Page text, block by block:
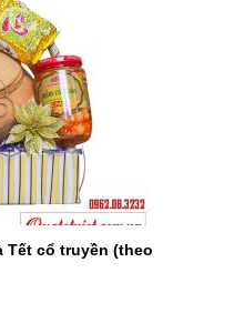
Tết cổ truyền (theo